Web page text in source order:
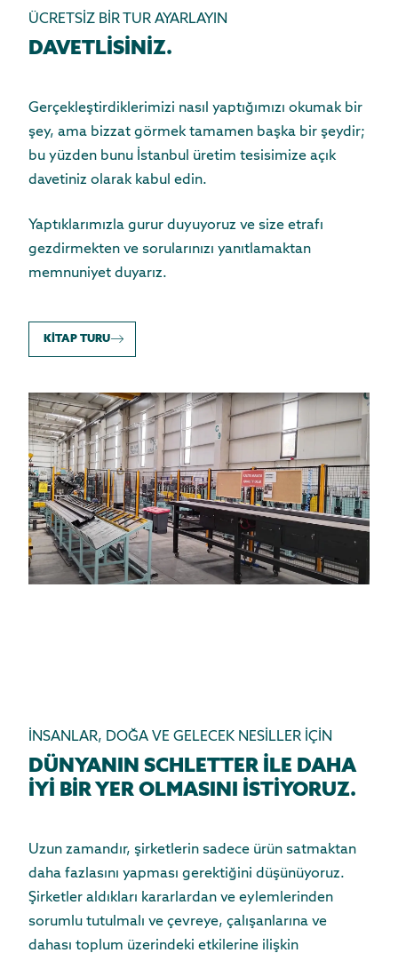
ÜCRETSİZ BİR TUR AYARLAYIN
DAVETLİSİNİZ.
Gerçekleştirdiklerimizi nasıl yaptığımızı okumak bir
şey, ama bizzat görmek tamamen başka bir şeydir;
bu yüzden bunu İstanbul üretim tesisimize açık
davetiniz olarak kabul edin.
Yaptıklarımızla gurur duyuyoruz ve size etrafı
gezdirmekten ve sorularınızı yanıtlamaktan
memnuniyet duyarız.
KİTAP TURU
İNSANLAR, DOĞA VE GELECEK NESİLLER İÇİN
DÜNYANIN SCHLETTER İLE DAHA
İYİ BİR YER OLMASINI İSTİYORUZ.
Uzun zamandır, şirketlerin sadece ürün satmaktan
daha fazlasını yapması gerektiğini düşünüyoruz.
Şirketler aldıkları kararlardan ve eylemlerinden
sorumlu tutulmalı ve çevreye, çalışanlarına ve
dahası toplum üzerindeki etkilerine ilişkin